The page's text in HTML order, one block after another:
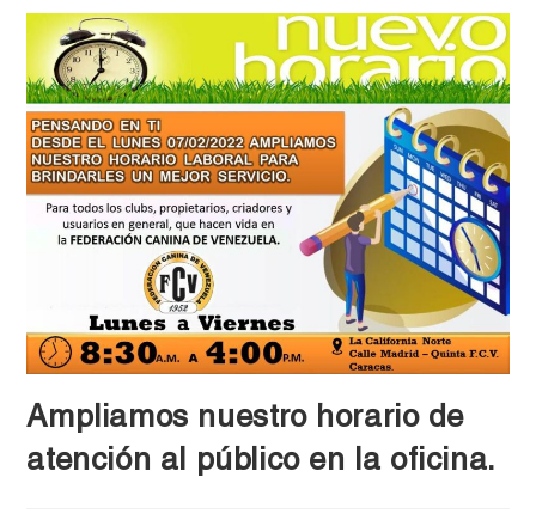
Ampliamos nuestro horario de
atención al público en la oficina.